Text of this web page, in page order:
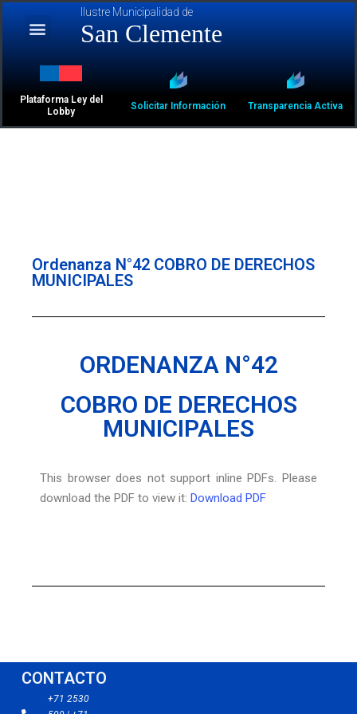
Ilustre Municipalidad de
San Clemente
Plataforma Ley del
Lobby
Solicitar Información Transparencia Activa
Ordenanza N°42 COBRO DE DERECHOS
MUNICIPALES​
ORDENANZA N°42
COBRO DE DERECHOS
MUNICIPALES
This browser does not support inline PDFs. Please
download the PDF to view it: Download PDF
CONTACTO
+71 2530